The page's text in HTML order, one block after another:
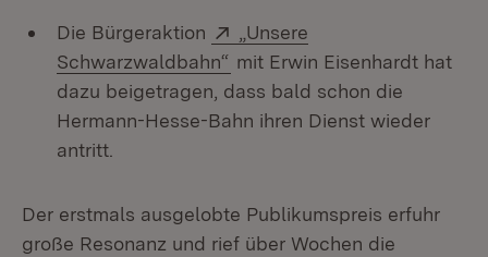
Die Bürgeraktion Extern:
„Unsere
Schwarzwaldbahn“ (Öffnet in neuem Fenster)
mit Erwin Eisenhardt hat
dazu beigetragen, dass bald schon die
Hermann-Hesse-Bahn ihren Dienst wieder
antritt.
Der erstmals ausgelobte Publikumspreis erfuhr
große Resonanz und rief über Wochen die